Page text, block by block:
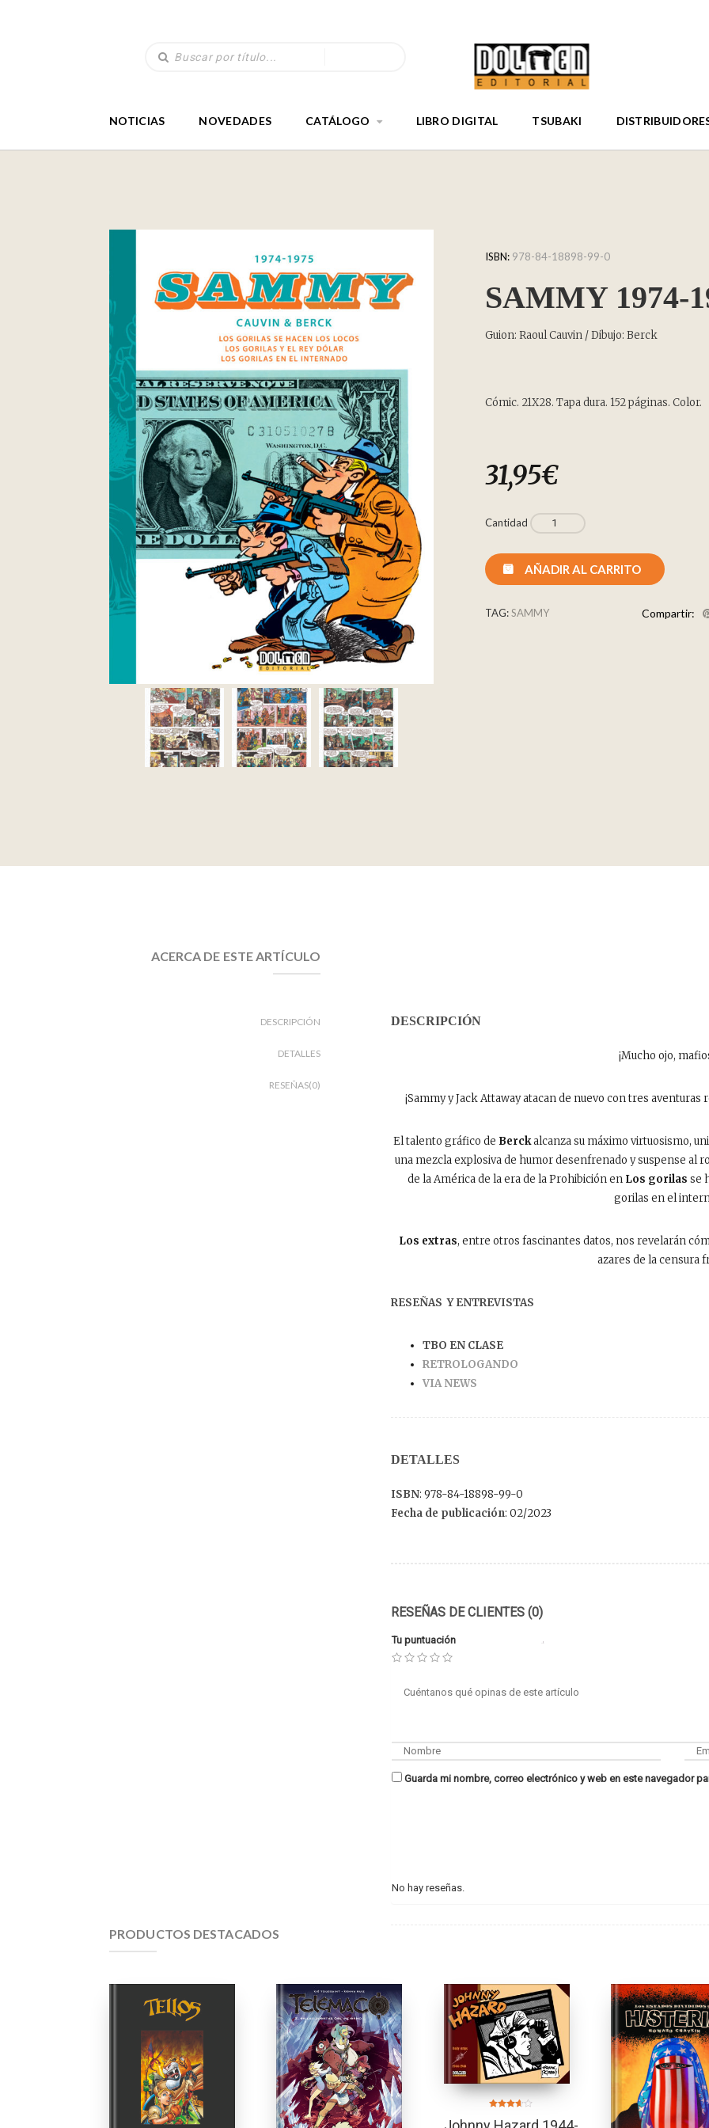
NOTICIAS NOVEDADES CATÁLOGO LIBRO DIGITAL TSUBAKI
ISBN: 978-84-18898-99-0
SAMMY 1974-
Guion: Raoul Cauvin / Dibujo: Berck
Cómic. 21X28. Tapa dura. 152 páginas. Color.
31,95€
Cantidad
AÑADIR AL CARRITO
TAG:SAMMY Compartir:
ACERCA DE ESTE ARTÍCULO
DESCRIPCIÓN
DETALLES
RESEÑAS(0)
DESCRIPCIÓN
¡Mucho ojo,
¡Sammy y Jack Attaway atacan de nuevo con tres
El talento gráfico de Berckalcanza su máximo virtuosismo,
una mezcla explosiva de humor desenfrenado y suspense al
de la América de la era de la Prohibición en Los gorilas se
gorilas en el
Los extras, entre otros fascinantes datos, nos revelarán
azares de la censura
RESEÑAS Y ENTREVISTAS
TBO EN CLASE
RETROLOGANDO
VIA NEWS
DETALLES
ISBN: 978-84-18898-99-0
Fecha de publicación: 02/2023
RESEÑAS DE CLIENTES (0)
Tu puntuación
Guarda mi nombre, correo electrónico y web en este navegador
No hay reseñas.
PRODUCTOS DESTACADOS
en